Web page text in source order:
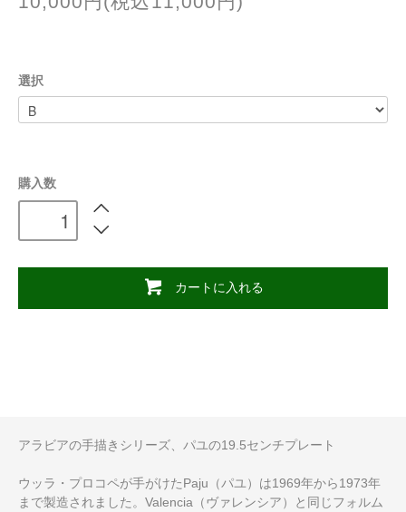
選択
購入数
カートに入れる
アラビアの手描きシリーズ、パユの19.5センチプレート
ウッラ・プロコペが手がけたPaju（パユ）は1969年から1973年
まで製造されました。Valencia（ヴァレンシア）と同じフォルム